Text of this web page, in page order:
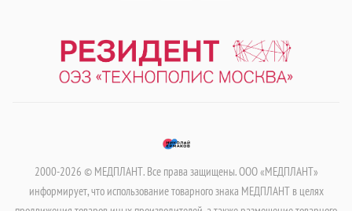
2000-2026 © МЕДПЛАНТ. Все права защищены. ООО «МЕДПЛАНТ»
информирует, что использование товарного знака МЕДПЛАНТ в целях